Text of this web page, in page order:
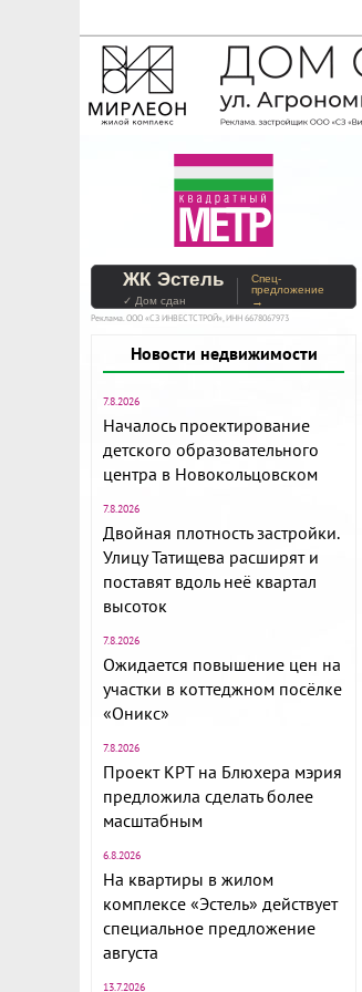
На Метре
Помогайте
ЖК Эстель
✓ Дом сдан
Спец-
предложение
→
Реклама. ООО «СЗ ИНВЕСТСТРОЙ», ИНН 6678067973
Новости недвижимости
7.8.2026
Началось проектирование
детского образовательного
центра в Новокольцовском
7.8.2026
Двойная плотность застройки.
Улицу Татищева расширят и
поставят вдоль неё квартал
высоток
7.8.2026
Ожидается повышение цен на
участки в коттеджном посёлке
«Оникс»
7.8.2026
Проект КРТ на Блюхера мэрия
предложила сделать более
масштабным
6.8.2026
На квартиры в жилом
комплексе «Эстель» действует
специальное предложение
августа
13.7.2026